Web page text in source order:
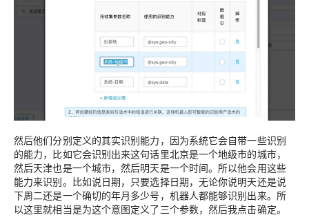
然后他们分别定义的其实识别能力，因为系统它会自带一些识别
的能力，比如它会识别出来这句话里北京是一个地级市的城市，
然后天津也是一个城市，然后明天是一个时间。所以他会用这些
能力来识别。比如说日期，只要选择日期，无论你说明天还是说
下周二还是一个确切的年月多少号，机器人都能够识别出来。所
以这里就相当是为这个意图定义了三个参数，然后我点击确定。